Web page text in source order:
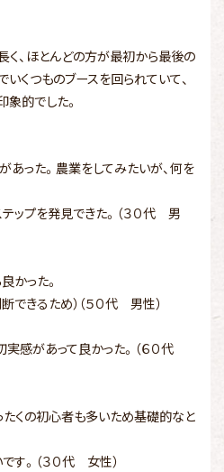
、ほとんどの方が最初から最後の
くつものブースを回られていて、
象的でした。
あった。農業をしてみたいが、何を
ップを発見できた。（３０代 男
かった。
できるため）（５０代 男性）
感があって良かった。（６０代
くの初心者も多いため基礎的なと
す。（３０代 女性）